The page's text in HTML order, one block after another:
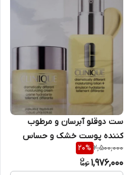
ست دوقلو آبرسان‌ و مرطوب
کننده‌ پوست خشک‌ و حساس
2,500,000
20%
1,976,000